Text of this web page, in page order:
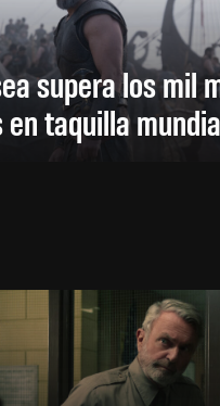
supera los mil
en taquilla